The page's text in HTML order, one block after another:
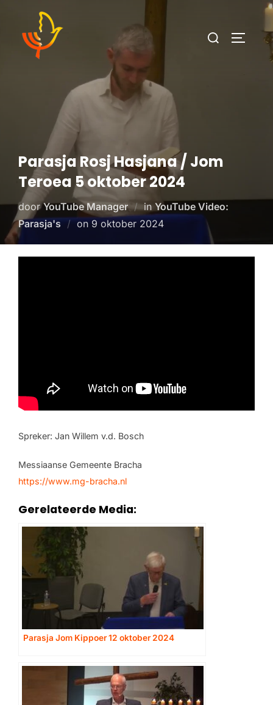
Parasja Rosj Hasjana / Jom
Teroea 5 oktober 2024
doorYouTube Manager in YouTube Video:
Parasja's
on 9 oktober 2024
Spreker: Jan Willem v.d. Bosch
Messiaanse Gemeente Bracha
https://www.mg-bracha.nl
Gerelateerde Media:
Parasja Jom Kippoer 12 oktober 2024